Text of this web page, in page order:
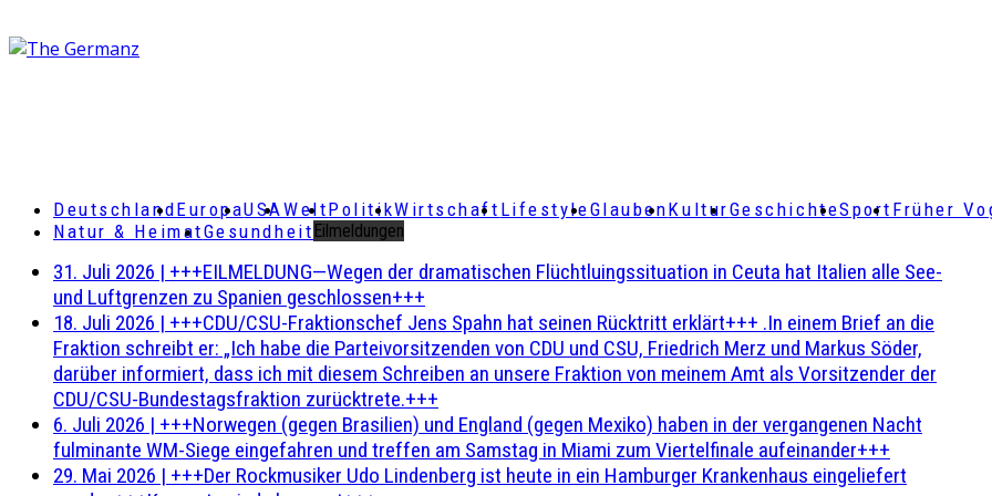
DeutschlandEuropaUSAWeltPolitikWirtschaft LifestyleGlaubenKulturGeschichteSport Früher
Natur & HeimatGesundheit Eilmeldungen
31. Juli 2026 | +++EILMELDUNG—Wegen der dramatischen Flüchtluingssituation in Ceuta hat Italien alle See-
und Luftgrenzen zu Spanien geschlossen+++
18. Juli 2026 | +++CDU/CSU-Fraktionschef Jens Spahn hat seinen Rücktritt erklärt+++ .In einem Brief an die
Fraktion schreibt er: „Ich habe die Parteivorsitzenden von CDU und CSU, Friedrich Merz und Markus Söder,
darüber informiert, dass ich mit diesem Schreiben an unsere Fraktion von meinem Amt als Vorsitzender der
CDU/CSU-Bundestagsfraktion zurücktrete.+++
6. Juli 2026 | +++Norwegen (gegen Brasilien) und England (gegen Mexiko) haben in der vergangenen Nacht
fulminante WM-Siege eingefahren und treffen am Samstag in Miami zum Viertelfinale aufeinander+++
29. Mai 2026 | +++Der Rockmusiker Udo Lindenberg ist heute in ein Hamburger Krankenhaus eingeliefert